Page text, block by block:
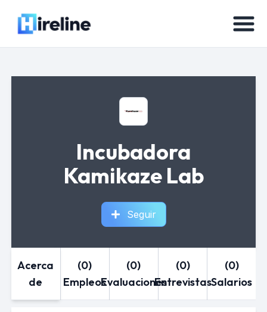
Incubadora
Kamikaze Lab
Seguir
Acerca
de
(0)
Empleos
(0)
Evaluaciones
(0)
Entrevistas
(0)
Salarios